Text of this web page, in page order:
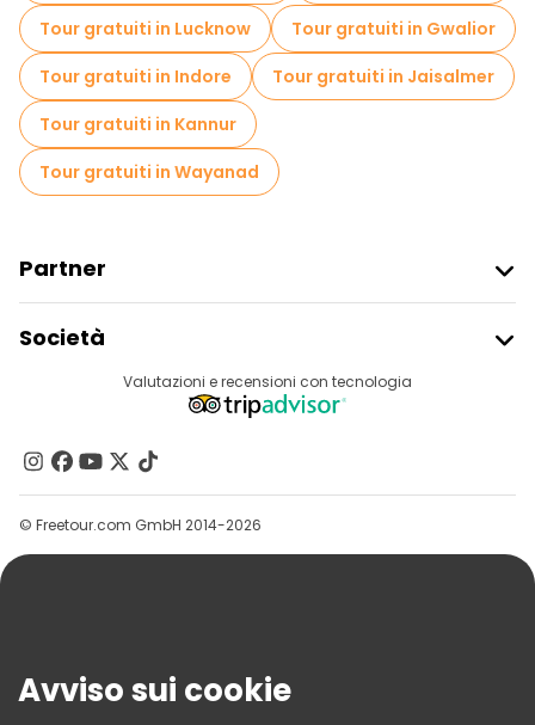
Tour gratuiti in Lucknow
Tour gratuiti in Gwalior
Tour gratuiti in Indore
Tour gratuiti in Jaisalmer
Tour gratuiti in Kannur
Tour gratuiti in Wayanad
Partner
Accesso Del Fornitore
Programma Di Affiliazione
Società
Destinazioni
Contattaci
Gruppi
Aiuto
Termini E Condizioni
Valutazioni e recensioni con tecnologia
© Freetour.com GmbH 2014-2026
Avviso sui cookie